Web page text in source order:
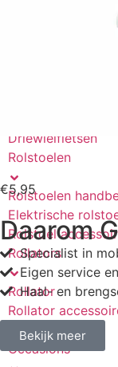
Scootmobiel aan
Driewielfietsen
Rolstoelen
Rolstoelen
Elektrische
Rolstoel
Rollators
Rollator
Rollator
Mobiliteit
Occasions
€5,95
Daarom
Specialist in
Eigen service
Haal- en
Bekijk meer